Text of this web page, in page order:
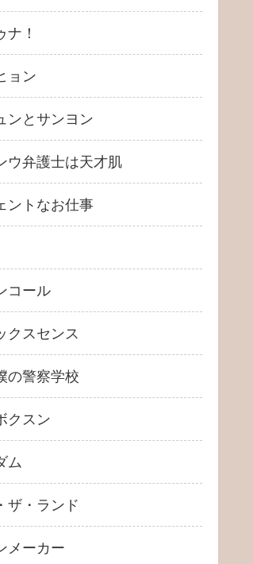
ナ！
ョン
ンとサンヨン
ウ弁護士は天才肌
ントなお仕事
コール
クスセンス
の警察学校
クスン
ム
ザ・ランド
メーカー